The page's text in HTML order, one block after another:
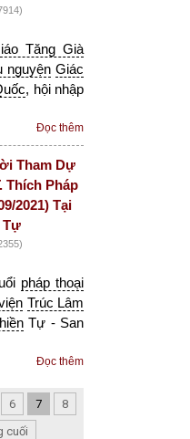
Tăng Già
nguyện Giác
, hội nhập
Đọc thêm
Tham Dự
Thích Pháp
2021) Tại
Tự
pháp thoại
Trúc Lâm
Tự - San
Đọc thêm
6 7
8
cuối